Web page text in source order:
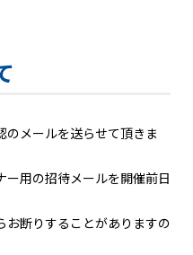
のメールを送らせて頂きま
用の招待メールを開催前日
断りすることがありますの